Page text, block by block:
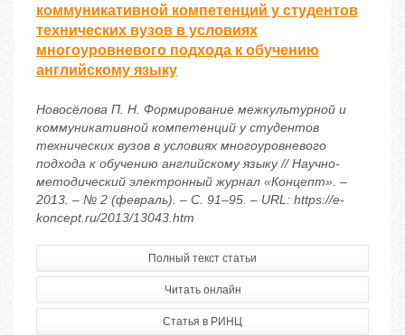
коммуникативной компетенций у студентов
технических вузов в условиях
многоуровневого подхода к обучению
английскому языку
Новосёлова П. Н. Формирование межкультурной и
коммуникативной компетенций у студентов
технических вузов в условиях многоуровневого
подхода к обучению английскому языку // Научно-
методический электронный журнал «Концепт». –
2013. – № 2 (февраль). – С. 91–95. – URL: https://e-
koncept.ru/2013/13043.htm
Полный текст статьи
Читать онлайн
Статья в РИНЦ